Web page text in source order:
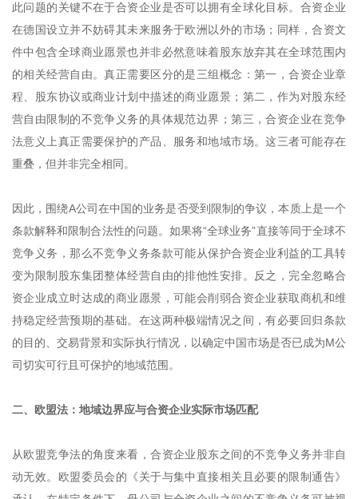
此问题的关键不在于合资企业是否可以拥有全球化目标。合资企业
在德国设立并不妨碍其未来服务于欧洲以外的市场；同样，合资文
件中包含全球商业愿景也并非必然意味着股东放弃其在全球范围内
的相关经营自由。真正需要区分的是三组概念：第一，合资企业章
程、股东协议或商业计划中描述的商业愿景；第二，作为对股东经
营自由限制的不竞争义务的具体规范边界；第三，合资企业在竞争
法意义上真正需要保护的产品、服务和地域市场。这三者可能存在
重叠，但并非完全相同。
因此，围绕A公司在中国的业务是否受到限制的争议，本质上是一个
条款解释和限制合法性的问题。如果将“全球业务”直接等同于全球不
竞争义务，那么不竞争义务条款可能从保护合资企业利益的工具转
变为限制股东集团整体经营自由的排他性安排。反之，完全忽略合
资企业成立时达成的商业愿景，可能会削弱合资企业获取商机和维
持稳定经营预期的基础。在这两种极端情况之间，有必要回归条款
的目的、交易背景和实际执行情况，以确定中国市场是否已成为M公
司切实可行且可保护的地域范围。
二、欧盟法：地域边界应与合资企业实际市场匹配
从欧盟竞争法的角度来看，合资企业股东之间的不竞争义务并非自
动无效。欧盟委员会的《关于与集中直接相关且必要的限制通告》